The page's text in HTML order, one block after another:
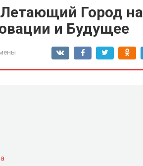
Город на
и Будущее